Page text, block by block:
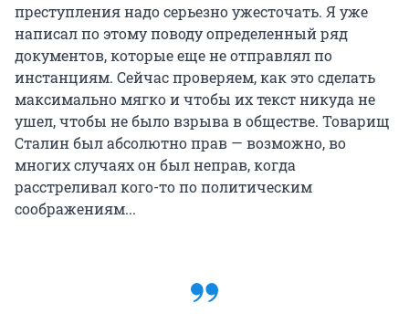
преступления надо серьезно ужесточать. Я уже
написал по этому поводу определенный ряд
документов, которые еще не отправлял по
инстанциям. Сейчас проверяем, как это сделать
максимально мягко и чтобы их текст никуда не
ушел, чтобы не было взрыва в обществе. Товарищ
Сталин был абсолютно прав — возможно, во
многих случаях он был неправ, когда
расстреливал кого-то по политическим
соображениям...